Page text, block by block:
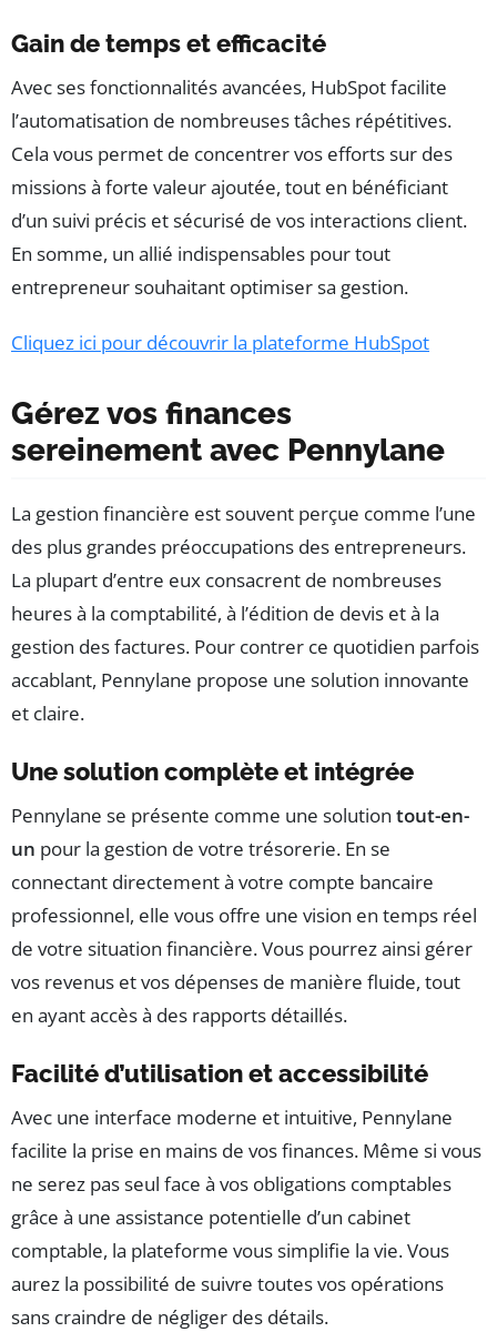
Gain de temps et efficacité
Avec ses fonctionnalités avancées, HubSpot facilite
l’automatisation de nombreuses tâches répétitives.
Cela vous permet de concentrer vos efforts sur des
missions à forte valeur ajoutée, tout en bénéficiant
d’un suivi précis et sécurisé de vos interactions client.
En somme, un allié indispensables pour tout
entrepreneur souhaitant optimiser sa gestion.
Cliquez ici pour découvrir la plateforme HubSpot
Gérez vos finances
sereinement avec Pennylane
La gestion financière est souvent perçue comme l’une
des plus grandes préoccupations des entrepreneurs.
La plupart d’entre eux consacrent de nombreuses
heures à la comptabilité, à l’édition de devis et à la
gestion des factures. Pour contrer ce quotidien parfois
accablant, Pennylane propose une solution innovante
et claire.
Une solution complète et intégrée
Pennylane se présente comme une solution tout-en-
un pour la gestion de votre trésorerie. En se
connectant directement à votre compte bancaire
professionnel, elle vous offre une vision en temps réel
de votre situation financière. Vous pourrez ainsi gérer
vos revenus et vos dépenses de manière fluide, tout
en ayant accès à des rapports détaillés.
Facilité d’utilisation et accessibilité
Avec une interface moderne et intuitive, Pennylane
facilite la prise en mains de vos finances. Même si vous
ne serez pas seul face à vos obligations comptables
grâce à une assistance potentielle d’un cabinet
comptable, la plateforme vous simplifie la vie. Vous
aurez la possibilité de suivre toutes vos opérations
sans craindre de négliger des détails.